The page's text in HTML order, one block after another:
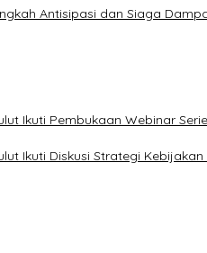
Antisipasi dan Siaga
Ikuti Pembukaan Webinar
Ikuti Diskusi Strategi